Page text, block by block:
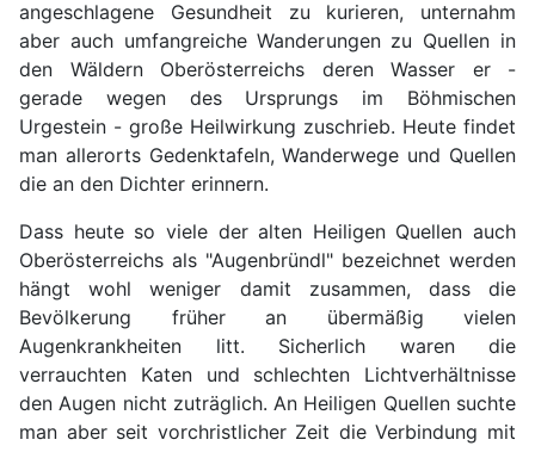
angeschlagene Gesundheit zu kurieren, unternahm
aber auch umfangreiche Wanderungen zu Quellen in
den Wäldern Oberösterreichs deren Wasser er -
gerade wegen des Ursprungs im Böhmischen
Urgestein - große Heilwirkung zuschrieb. Heute findet
man allerorts Gedenktafeln, Wanderwege und Quellen
die an den Dichter erinnern.
Dass heute so viele der alten Heiligen Quellen auch
Oberösterreichs als "Augenbründl" bezeichnet werden
hängt wohl weniger damit zusammen, dass die
Bevölkerung früher an übermäßig vielen
Augenkrankheiten litt. Sicherlich waren die
verrauchten Katen und schlechten Lichtverhältnisse
den Augen nicht zuträglich. An Heiligen Quellen suchte
man aber seit vorchristlicher Zeit die Verbindung mit